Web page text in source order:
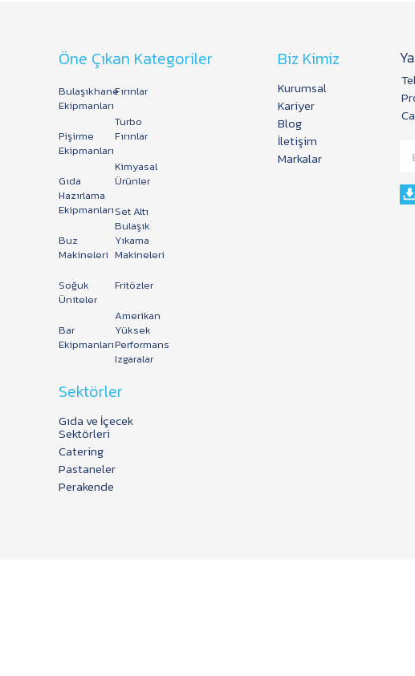
Öne Çıkan Kategoriler
Bulaşıkhane
Ekipmanları
Pişirme
Ekipmanları
Gıda
Hazırlama
Ekipmanları
Buz
Makineleri
Soğuk
Üniteler
Bar
Ekipmanları
Fırınlar
Turbo
Fırınlar
Kimyasal
Ürünler
Set Altı
Bulaşık
Yıkama
Makineleri
Fritözler
Amerikan
Yüksek
Performans
Izgaralar
Biz Kimiz
Kurumsal
Kariyer
Blog
İletişim
Markalar
Sektörler
Gıda ve İçecek
Sektörleri
Catering
Pastaneler
Perakende